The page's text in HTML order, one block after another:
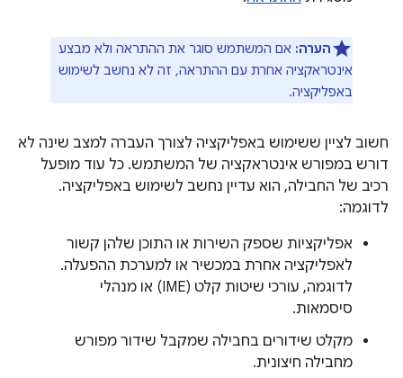
הערה: אם המשתמש סוגר את ההתראה ולא מבצע
אינטראקציה אחרת עם ההתראה, זה לא נחשב לשימוש
באפליקציה.
חשוב לציין ששימוש באפליקציה לצורך העברה למצב שינה לא
דורש במפורש אינטראקציה של המשתמש. כל עוד מופעל
רכיב של החבילה, הוא עדיין נחשב לשימוש באפליקציה.
לדוגמה:
אפליקציות שספק השירות או התוכן שלהן קשור
לאפליקציה אחרת במכשיר או למערכת ההפעלה.
לדוגמה, עורכי שיטות קלט (IME) או מנהלי
סיסמאות.
מקלט שידורים בחבילה שמקבל שידור מפורש
מחבילה חיצונית.